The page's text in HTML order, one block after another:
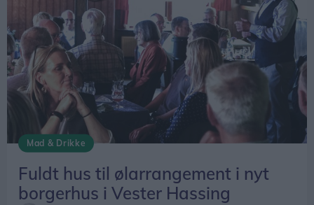
Mad & Drikke
Fuldt hus til ølarrangement i nyt
borgerhus i Vester Hassing